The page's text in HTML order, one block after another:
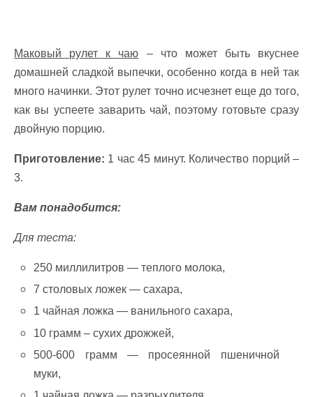
Маковый рулет к чаю – что может быть вкуснее
домашней сладкой выпечки, особенно когда в ней так
много начинки. Этот рулет точно исчезнет еще до того,
как вы успеете заварить чай, поэтому готовьте сразу
двойную порцию.
Приготовление: 1 час 45 минут. Количество порций –
3.
Вам понадобится:
Для теста:
250 миллилитров — теплого молока,
7 столовых ложек — сахара,
1 чайная ложка — ванильного сахара,
10 грамм – сухих дрожжей,
500-600 грамм — просеянной пшеничной
муки,